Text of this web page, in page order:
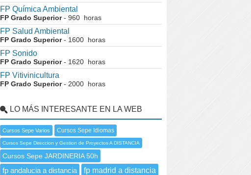
FP Química Ambiental
FP Grado Superior- 960 horas
FP Salud Ambiental
FP Grado Superior- 1600 horas
FP Sonido
FP Grado Superior- 1620 horas
FP Vitivinicultura
FP Grado Superior- 2000 horas
LO MÁS INTERESANTE EN LA WEB
Cursos Sepe Varios Cursos Sepe Idiomas
Cursos Sepe Direccion y Gestion de Proyectos A DISTANCIA
Cursos Sepe JARDINERIA 50h
fp andalucia a distancia fp madrid a distancia